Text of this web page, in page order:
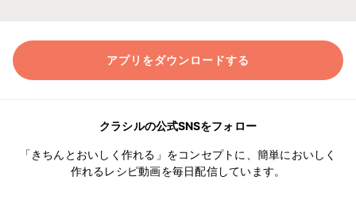
アプリをダウンロードする
クラシルの公式SNSをフォロー
「きちんとおいしく作れる」をコンセプトに、簡単においしく
作れるレシピ動画を毎日配信しています。